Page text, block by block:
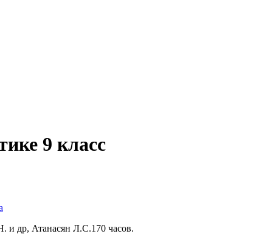
9 класс
и др, Атанасян Л.С.170 часов.